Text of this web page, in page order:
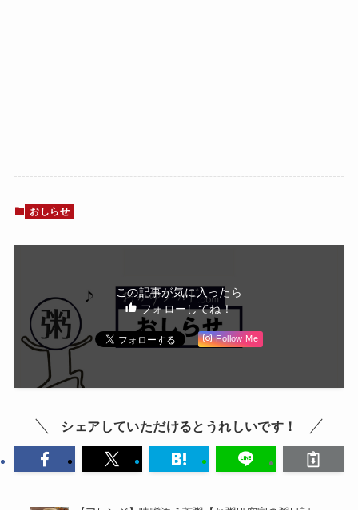
おしらせ
この記事が気に入ったら
フォローしてね！
Follow Me
シェアしていただけるとうれしいです！